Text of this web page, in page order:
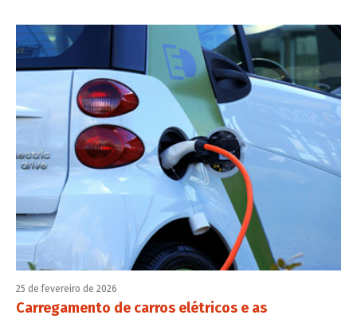
25 de fevereiro de 2026
Carregamento de carros elétricos e as